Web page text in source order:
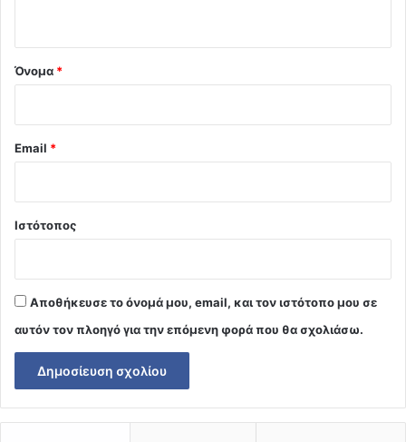
Όνομα *
Email *
Ιστότοπος
Αποθήκευσε το όνομά μου, email, και τον ιστότοπο μου σε
αυτόν τον πλοηγό για την επόμενη φορά που θα σχολιάσω.